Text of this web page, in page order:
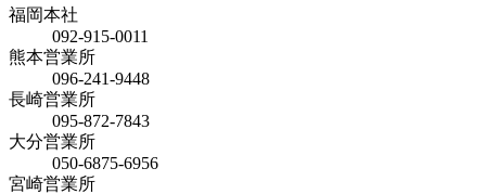
福岡本社
092-915-0011
熊本営業所
096-241-9448
長崎営業所
095-872-7843
大分営業所
050-6875-6956
宮崎営業所